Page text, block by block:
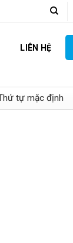
LIÊN HỆ